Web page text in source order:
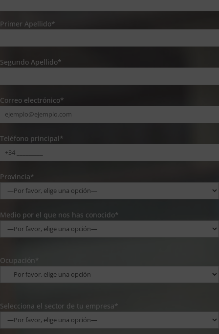
Primer Apellido*
Segundo Apellido*
Correo electrónico*
Teléfono principal*
Provincia*
Medio por el que nos has conocido*
Ocupación*
Selecciona el sector de tu empresa*